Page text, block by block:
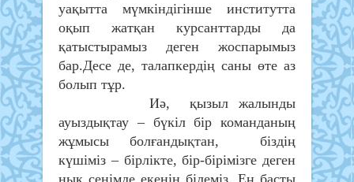
уақытта мүмкіндігінше институтта
оқып жатқан курсанттарды да
қатыстырамыз деген жоспарымыз
бар.Десе де, талапкердің саны өте аз
болып тұр.
Иә, қызыл жалынды
ауыздықтау – бүкіл бір команданың
жұмысы болғандықтан, біздің
күшіміз – бірлікте, бір-бірімізге деген